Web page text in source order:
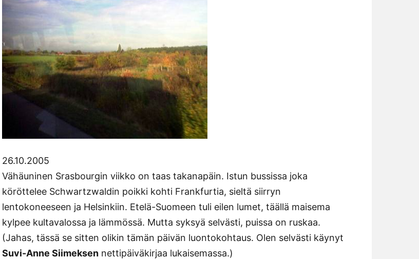
26.10.2005
Vähäuninen Srasbourgin viikko on taas takanapäin. Istun bussissa joka
köröttelee Schwartzwaldin poikki kohti Frankfurtia, sieltä siirryn
lentokoneeseen ja Helsinkiin. Etelä-Suomeen tuli eilen lumet, täällä maisema
kylpee kultavalossa ja lämmössä. Mutta syksyä selvästi, puissa on ruskaa.
(Jahas, tässä se sitten olikin tämän päivän luontokohtaus. Olen selvästi käynyt
Suvi-Anne Siimeksen nettipäiväkirjaa lukaisemassa.)